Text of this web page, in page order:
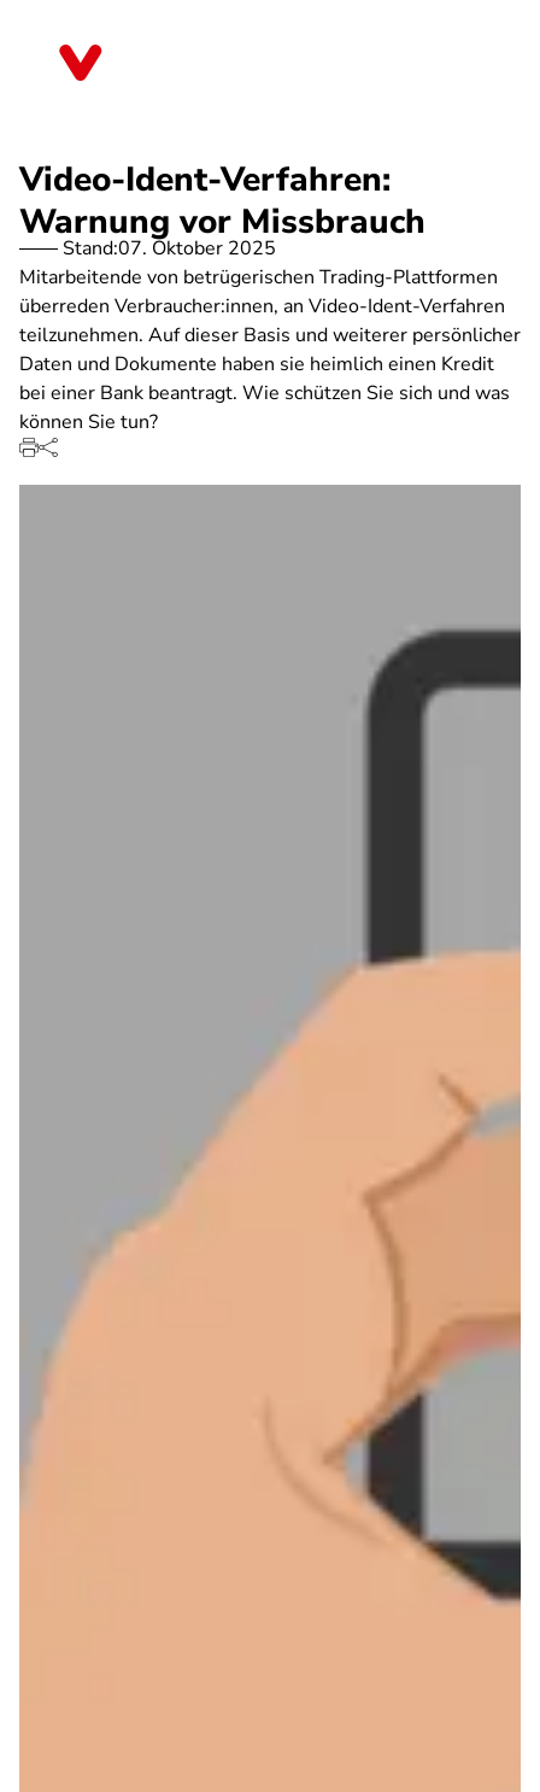
Video-Ident-Verfahren:
Warnung vor Missbrauch
Stand:07. Oktober 2025
Mitarbeitende von betrügerischen Trading-Plattformen
überreden Verbraucher:innen, an Video-Ident-Verfahren
teilzunehmen. Auf dieser Basis und weiterer persönlicher
Daten und Dokumente haben sie heimlich einen Kredit
bei einer Bank beantragt. Wie schützen Sie sich und was
können Sie tun?